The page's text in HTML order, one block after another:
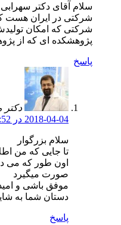
سلام آقای دکتر
شرکتی در ایران هست که
شرکتی که امکان
پژوهشکده ای که از
پاسخ
دکتر
2018-04-04 در 20:52
سلام بزرگوار
تا جایی که من
اون طور که می
صورت میگیرد
موفق باشی و
دستان شما به
پاسخ